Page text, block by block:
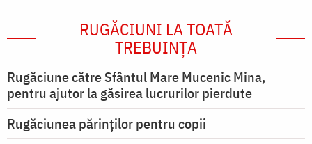
RUGĂCIUNI LA TOATĂ
TREBUINȚA
Rugăciune către Sfântul Mare Mucenic Mina,
pentru ajutor la găsirea lucrurilor pierdute
Rugăciunea părinților pentru copii